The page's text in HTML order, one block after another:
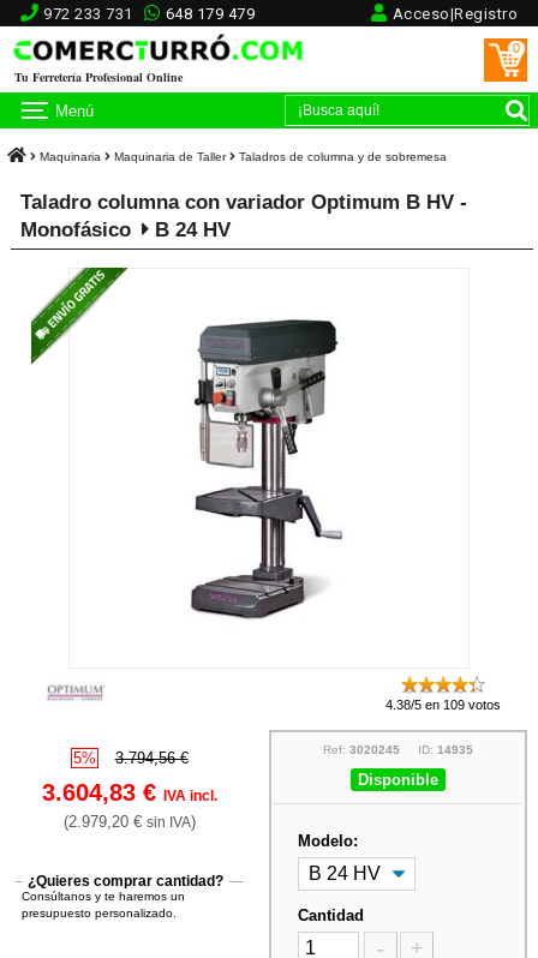
972 233 731 648 179 479 Acceso|Registro
Tu Ferretería Profesional Online
0
Menú
Maquinaria Maquinaria de Taller Taladros de columna y de sobremesa
Taladro columna con variador Optimum B HV -
Monofásico
B 24 HV
4.38/5 en 109 votos
5% 3.794,56 €
3.604,83 € IVA incl.
(2.979,20 € sin IVA)
¿Quieres comprar cantidad?
Consúltanos y te haremos un
presupuesto personalizado.
Ref: 3020245 ID: 14935
Disponible
Modelo:
Cantidad
- +